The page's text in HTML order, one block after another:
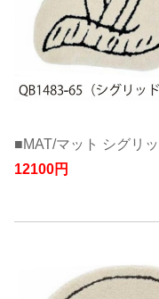
■MAT/マット シグ
12100円